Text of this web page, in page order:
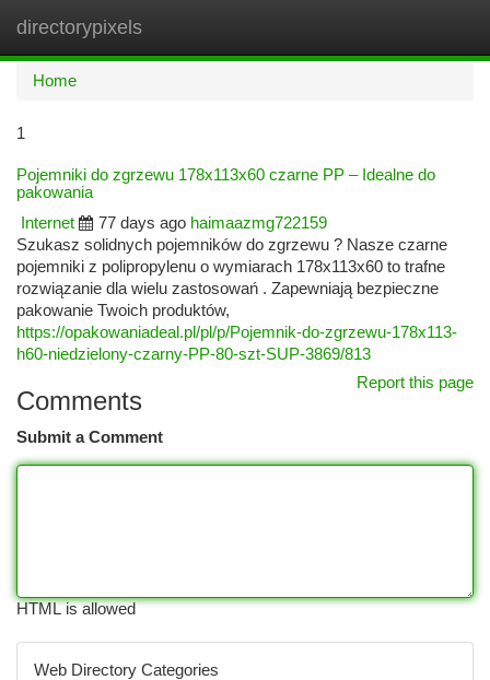
directorypixels
Home
1
Pojemniki do zgrzewu 178x113x60 czarne PP – Idealne do
pakowania
Internet
77 days ago haimaazmg722159
Szukasz solidnych pojemników do zgrzewu ? Nasze czarne
pojemniki z polipropylenu o wymiarach 178x113x60 to trafne
rozwiązanie dla wielu zastosowań . Zapewniają bezpieczne
pakowanie Twoich produktów,
https://opakowaniadeal.pl/pl/p/Pojemnik-do-zgrzewu-178x113-
h60-niedzielony-czarny-PP-80-szt-SUP-3869/813
Report this page
Comments
Submit a Comment
HTML is allowed
Web Directory Categories